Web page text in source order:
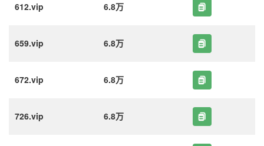
612.vip 6.8万
659.vip 6.8万
672.vip 6.8万
726.vip 6.8万